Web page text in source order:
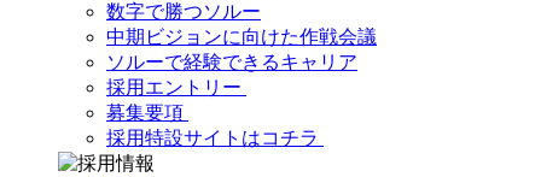
数字で勝つソルー
中期ビジョンに向けた作戦会議
ソルーで経験できるキャリア
採用エントリー
募集要項
採用特設サイトはコチラ